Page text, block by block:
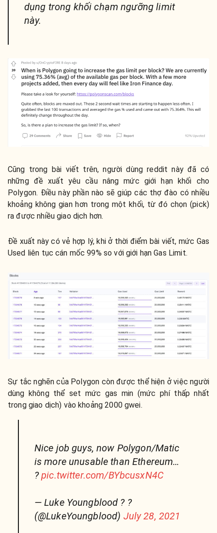
dụng trong khối chạm ngưỡng limit
này.
Cũng trong bài viết trên, người dùng reddit này đã có
những đề xuất yêu cầu nâng mức giới hạn khối cho
Polygon. Điều này phần nào sẽ giúp các thợ đào có nhiều
khoảng không gian hơn trong một khối, từ đó chọn (pick)
ra được nhiều giao dịch hơn.
Đề xuất này có vẻ hợp lý, khi ở thời điểm bài viết, mức Gas
Used liên tục cán mốc 99% so với giới hạn Gas Limit.
Sự tắc nghẽn của Polygon còn được thể hiện ở việc người
dùng không thể set mức gas min (mức phí thấp nhất
trong giao dịch) vào khoảng 2000 gwei.
Nice job guys, now Polygon/Matic
is more unusable than Ethereum…
?pic.twitter.com/BYbcusxN4C
— Luke Youngblood ? ?
(@LukeYoungblood) July 28, 2021